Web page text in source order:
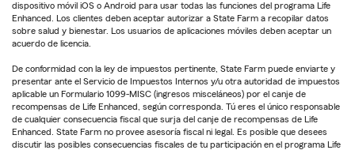
dispositivo móvil iOS o Android para usar todas las funciones del programa Life
Enhanced. Los clientes deben aceptar autorizar a State Farm a recopilar datos
sobre salud y bienestar. Los usuarios de aplicaciones móviles deben aceptar un
acuerdo de licencia.
De conformidad con la ley de impuestos pertinente, State Farm puede enviarte y
presentar ante el Servicio de Impuestos Internos y/u otra autoridad de impuestos
aplicable un Formulario 1099-MISC (ingresos misceláneos) por el canje de
recompensas de Life Enhanced, según corresponda. Tú eres el único responsable
de cualquier consecuencia fiscal que surja del canje de recompensas de Life
Enhanced. State Farm no provee asesoría fiscal ni legal. Es posible que desees
discutir las posibles consecuencias fiscales de tu participación en el programa Life